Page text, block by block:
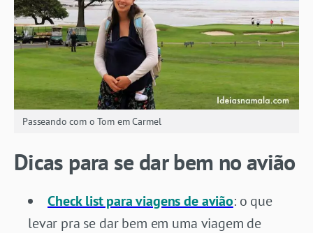
Passeando com o Tom em Carmel
Dicas para se dar bem no avião
Check list para viagens de avião: o que
levar pra se dar bem em uma viagem de